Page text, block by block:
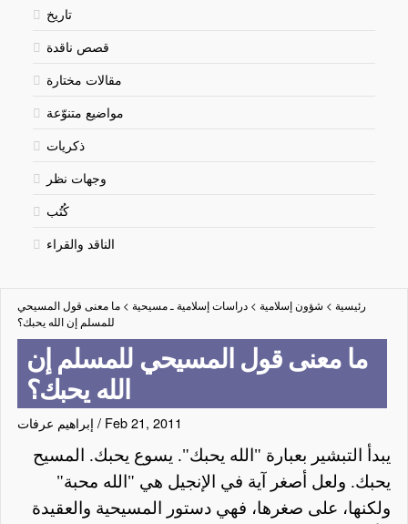
تاريخ
قصص ناقدة
مقالات مختارة
مواضيع متنوّعة
ذكريات
وجهات نظر
كُتُب
الناقد والقراء
رئيسية > شؤون إسلامية >دراسات إسلامية ـ مسيحية >ما معنى قول المسيحي
للمسلم إن الله يحبك؟
ما معنى قول المسيحي للمسلم إن
الله يحبك؟
إبراهيم عرفات / Feb 21, 2011
يبدأ التبشير بعبارة "الله يحبك". يسوع يحبك. المسيح
يحبك. ولعل أصغر آية في الإنجيل هي "الله محبة"
ولكنها، على صغرها، فهي دستور المسيحية والعقيدة